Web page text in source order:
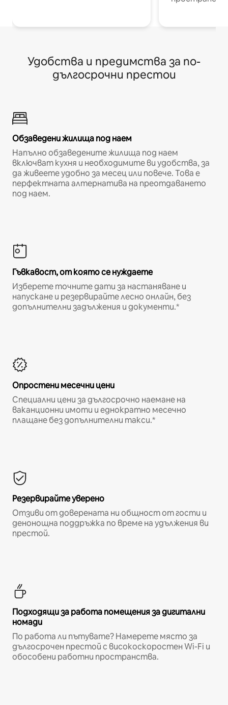
Удобства и предимства за по-
дългосрочни престои
Обзаведени жилища под наем
Напълно обзаведените жилища под наем
включват кухня и необходимите ви удобства, за
да живеете удобно за месец или повече. Това е
перфектната алтернатива на преотдаването
под наем.
Гъвкавост, от която се нуждаете
Изберете точните дати за настаняване и
напускане и резервирайте лесно онлайн, без
допълнителни задължения и документи.*
Опростени месечни цени
Специални цени за дългосрочно наемане на
ваканционни имоти и еднократно месечно
плащане без допълнителни такси.*
Резервирайте уверено
Отзиви от доверената ни общност от гости и
денонощна поддръжка по време на удължения ви
престой.
Подходящи за работа помещения за дигитални
номади
По работа ли пътувате? Намерете място за
дългосрочен престой с високоскоростен Wi-Fi и
обособени работни пространства.